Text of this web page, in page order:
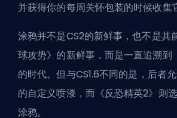
并获得你的每周关怀包装的时候收集
涂鸦并不是CS2的新鲜事，也不是其
球攻势》的新鲜事，而是一直追溯到
的时代。但与CS1.6不同的是，后者
的自定义喷漆，而《反恐精英2》则
涂鸦。